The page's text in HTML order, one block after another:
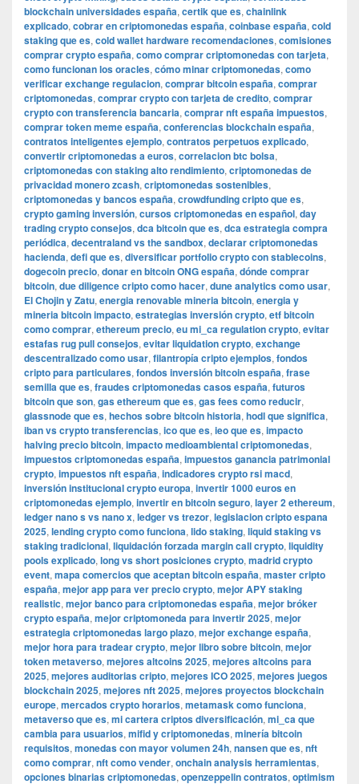
blockchain universidades españa, certik que es, chainlink
explicado, cobrar en criptomonedas españa, coinbase españa, cold
staking que es, cold wallet hardware recomendaciones, comisiones
comprar crypto españa, como comprar criptomonedas con tarjeta,
como funcionan los oracles, cómo minar criptomonedas, como
verificar exchange regulacion, comprar bitcoin españa, comprar
criptomonedas, comprar crypto con tarjeta de credito, comprar
crypto con transferencia bancaria, comprar nft españa impuestos,
comprar token meme españa, conferencias blockchain españa,
contratos inteligentes ejemplo, contratos perpetuos explicado,
convertir criptomonedas a euros, correlacion btc bolsa,
criptomonedas con staking alto rendimiento, criptomonedas de
privacidad monero zcash, criptomonedas sostenibles,
criptomonedas y bancos españa, crowdfunding cripto que es,
crypto gaming inversión, cursos criptomonedas en español, day
trading crypto consejos, dca bitcoin que es, dca estrategia compra
periódica, decentraland vs the sandbox, declarar criptomonedas
hacienda, defi que es, diversificar portfolio crypto con stablecoins,
dogecoin precio, donar en bitcoin ONG españa, dónde comprar
bitcoin, due diligence cripto como hacer, dune analytics como usar,
El Chojin y Zatu, energia renovable mineria bitcoin, energia y
mineria bitcoin impacto, estrategias inversión crypto, etf bitcoin
como comprar, ethereum precio, eu mi_ca regulation crypto, evitar
estafas rug pull consejos, evitar liquidation crypto, exchange
descentralizado como usar, filantropía cripto ejemplos, fondos
cripto para particulares, fondos inversión bitcoin españa, frase
semilla que es, fraudes criptomonedas casos españa, futuros
bitcoin que son, gas ethereum que es, gas fees como reducir,
glassnode que es, hechos sobre bitcoin historia, hodl que significa,
iban vs crypto transferencias, ico que es, ieo que es, impacto
halving precio bitcoin, impacto medioambiental criptomonedas,
impuestos criptomonedas españa, impuestos ganancia patrimonial
crypto, impuestos nft españa, indicadores crypto rsi macd,
inversión institucional crypto europa, invertir 1000 euros en
criptomonedas ejemplo, invertir en bitcoin seguro, layer 2 ethereum,
ledger nano s vs nano x, ledger vs trezor, legislacion cripto espana
2025, lending crypto como funciona, lido staking, liquid staking vs
staking tradicional, liquidación forzada margin call crypto, liquidity
pools explicado, long vs short posiciones crypto, madrid crypto
event, mapa comercios que aceptan bitcoin españa, master cripto
españa, mejor app para ver precio crypto, mejor APY staking
realistic, mejor banco para criptomonedas españa, mejor bróker
crypto españa, mejor criptomoneda para invertir 2025, mejor
estrategia criptomonedas largo plazo, mejor exchange españa,
mejor hora para tradear crypto, mejor libro sobre bitcoin, mejor
token metaverso, mejores altcoins 2025, mejores altcoins para
2025, mejores auditorias cripto, mejores ICO 2025, mejores juegos
blockchain 2025, mejores nft 2025, mejores proyectos blockchain
europe, mercados crypto horarios, metamask como funciona,
metaverso que es, mi cartera criptos diversificación, mi_ca que
cambia para usuarios, mifid y criptomonedas, minería bitcoin
requisitos, monedas con mayor volumen 24h, nansen que es, nft
como comprar, nft como vender, onchain analysis herramientas,
opciones binarias criptomonedas, openzeppelin contratos, optimism